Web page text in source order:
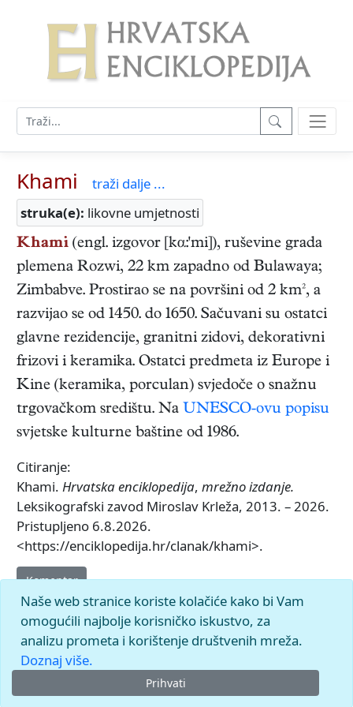
Khami
traži dalje ...
struka(e): likovne umjetnosti
Khami (engl. izgovor [kα:'mi]), ruševine grada
plemena Rozwi, 22 km zapadno od Bulawaya;
Zimbabve. Prostirao se na površini od 2 km², a
razvijao se od 1450. do 1650. Sačuvani su ostatci
glavne rezidencije, granitni zidovi, dekorativni
frizovi i keramika. Ostatci predmeta iz Europe i
Kine (keramika, porculan) svjedoče o snažnu
trgovačkom središtu. Na UNESCO-ovu popisu
svjetske kulturne baštine od 1986.
Citiranje:
Khami. Hrvatska enciklopedija, mrežno izdanje.
Leksikografski zavod Miroslav Krleža, 2013. – 2026.
Pristupljeno 6.8.2026.
<https://enciklopedija.hr/clanak/khami>.
Komentar
Naše web stranice koriste kolačiće kako bi Vam
omogućili najbolje korisničko iskustvo, za
analizu prometa i korištenje društvenih mreža.
Doznaj više.
Prihvati
© 2026.Leksikografski zavodMiroslav Krleža